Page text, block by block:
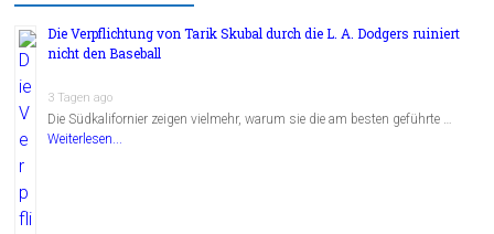
Die Verpflichtung von Tarik Skubal durch die L. A. Dodgers ruiniert
nicht den Baseball
3 Tagen ago
Die Südkalifornier zeigen vielmehr, warum sie die am besten geführte …
Weiterlesen...